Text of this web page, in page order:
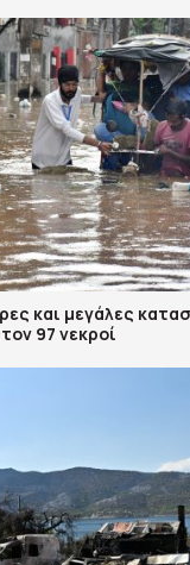
και μεγάλες
97 νεκροί